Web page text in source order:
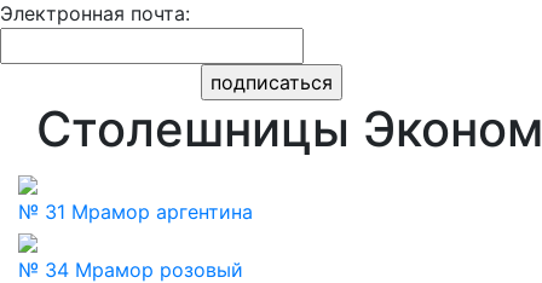
Электронная почта:
Столешницы Эконом
№ 31 Мрамор аргентина
№ 34 Мрамор розовый